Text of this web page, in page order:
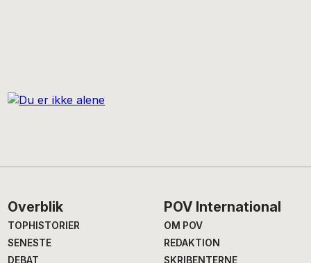
Footer
Overblik
TOPHISTORIER
SENESTE
DEBAT
POV International
OM POV
REDAKTION
SKRIBENTERNE